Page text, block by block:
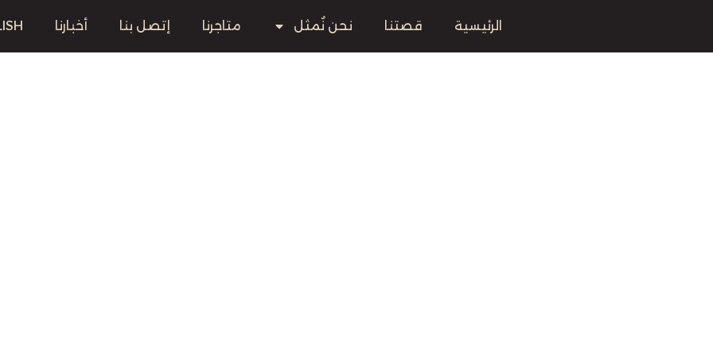
الرئيسية قصتنا نحن نٌمثل متاجرنا إتصل بنا أخبارنا